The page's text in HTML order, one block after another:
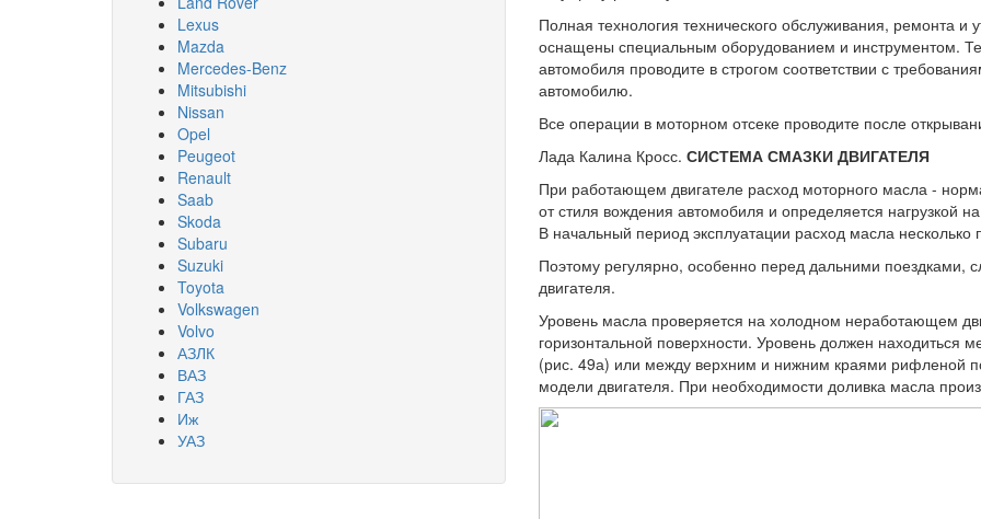
Lexus
Mazda
Mercedes-Benz
Mitsubishi
Nissan
Opel
Peugeot
Renault
Saab
Skoda
Subaru
Suzuki
Toyota
Volkswagen
Volvo
АЗЛК
ВАЗ
ГАЗ
Иж
УАЗ
Полная технология технического обслуживания, ремонта и
оснащены специальным оборудованием и инструментом.
автомобиля проводите в строгом соответствии с
автомобилю.
Все операции в моторном отсеке проводите после
Лада Калина Кросс. СИСТЕМА СМАЗКИ ДВИГАТЕЛЯ
При работающем двигателе расход моторного масла -
от стиля вождения автомобиля и определяется нагрузкой
В начальный период эксплуатации расход масла
Поэтому регулярно, особенно перед дальними поездками,
двигателя.
Уровень масла проверяется на холодном неработающем
горизонтальной поверхности. Уровень должен
(рис. 49а) или между верхним и нижним краями рифленой
модели двигателя. При необходимости доливка масла